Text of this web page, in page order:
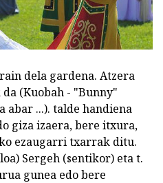
dela gardena. Atzera
(Kuobah - "Bunny"
abar ...). talde handiena
giza izaera, bere itxura,
ezaugarri txarrak ditu.
Sergeh (sentikor) eta t.
gunea edo bere